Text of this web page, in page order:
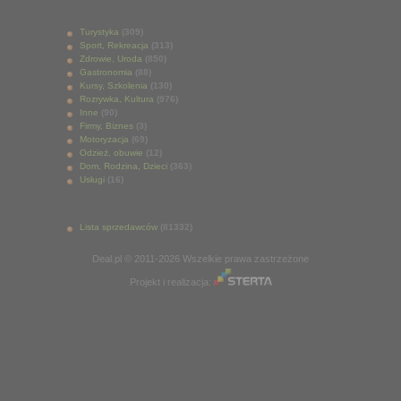
Turystyka (309)
Sport, Rekreacja (313)
Zdrowie, Uroda (850)
Gastronomia (88)
Kursy, Szkolenia (130)
Rozrywka, Kultura (976)
Inne (90)
Firmy, Biznes (3)
Motoryzacja (69)
Odzież, obuwie (12)
Dom, Rodzina, Dzieci (363)
Usługi (16)
Lista sprzedawców (81332)
Deal.pl © 2011-2026 Wszelkie prawa zastrzeżone
Projekt i realizacja: